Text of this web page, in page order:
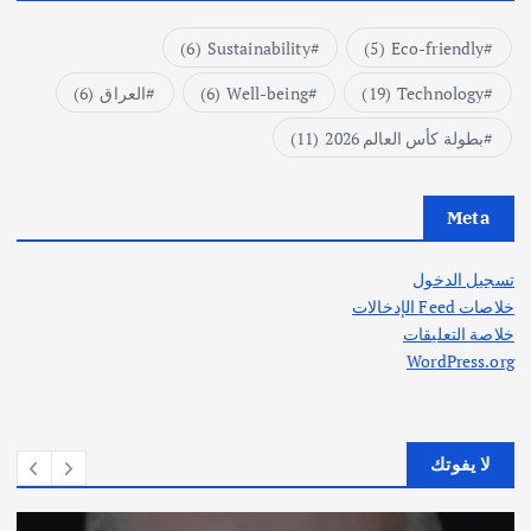
Eco-friendly
(5)
Sustainability
(6)
Technology
(19)
Well-being
(6) العراق (6)
بطولة كأس العالم 2026
(11)
Meta
تسجيل الدخول
خلاصات Feed الإدخالات
خلاصة التعليقات
WordPress.org
لا يفوتك